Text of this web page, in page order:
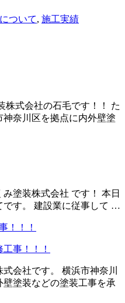
ついて, 施工実績
株式会社の石毛です！！ た
神奈川区を拠点に内外壁塗
塗装株式会社 です！ 本日
です。 建設業に従事して …
事！！！
会社です。 横浜市神奈川
塗装などの塗装工事を承